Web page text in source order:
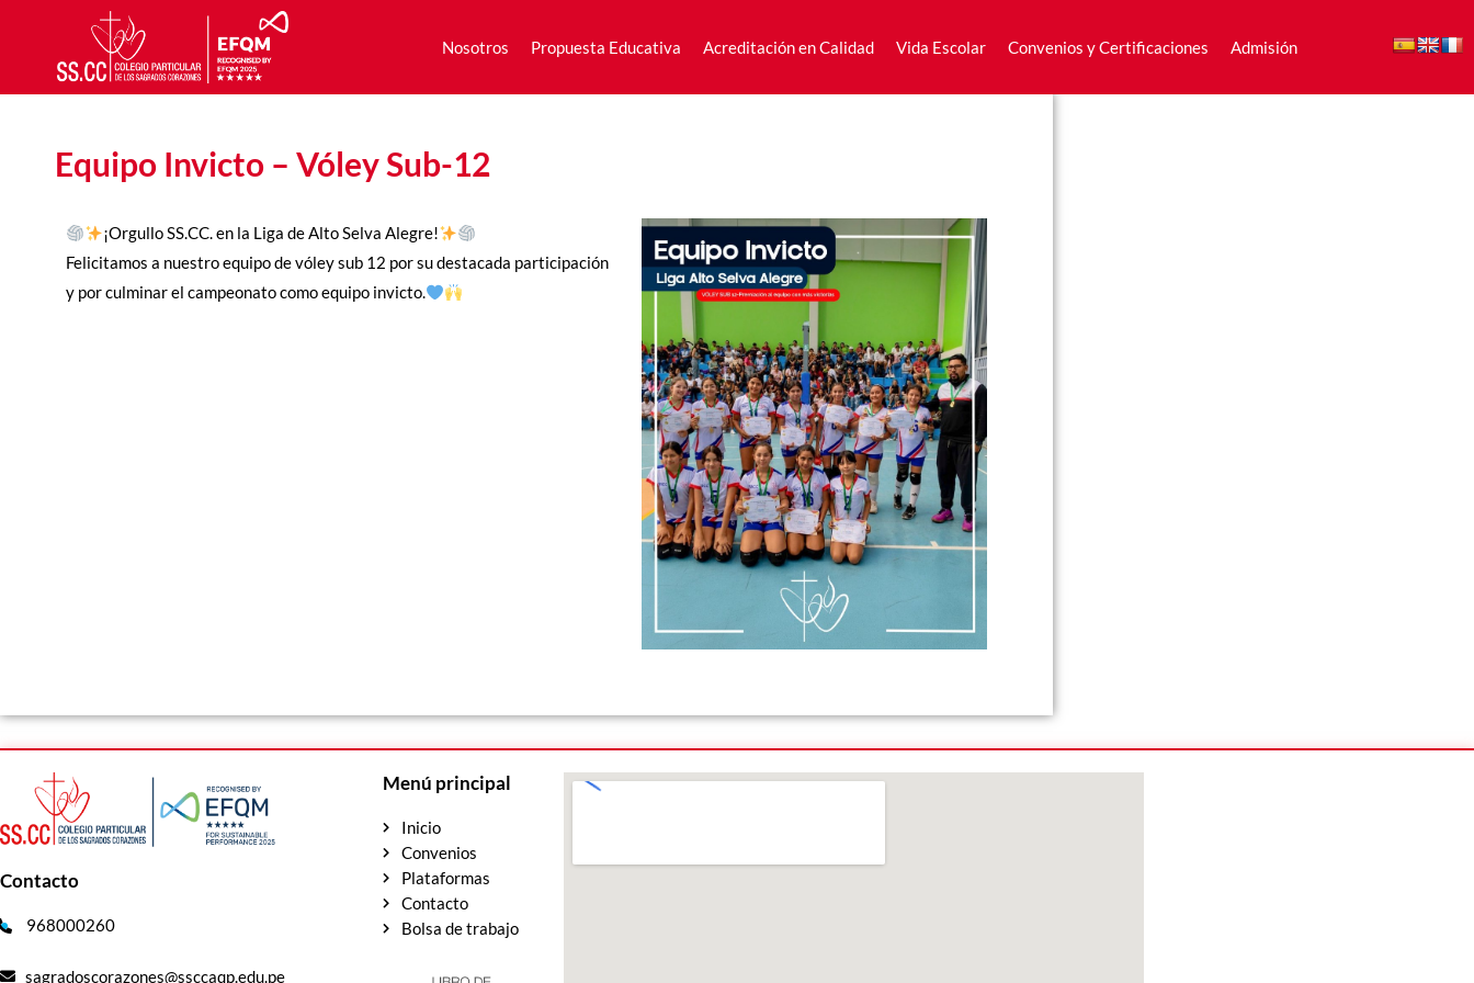
Nosotros Propuesta Educativa Acreditación en Calidad Vida Escolar Convenios y Certificaciones Admisión
Nosotros Propuesta Educativa Acreditación en Calidad Vida Escolar Convenios y Certificaciones Admisión
Equipo Invicto – Vóley Sub-12
¡Orgullo SS.CC. en la Liga de Alto Selva Alegre!
Felicitamos a nuestro equipo de vóley sub 12 por su destacada participación
y por culminar el campeonato como equipo invicto.
Contacto
968000260
sagradoscorazones@ssccaqp.edu.pe
Menú principal
Inicio
Convenios
Plataformas
Contacto
Bolsa de trabajo